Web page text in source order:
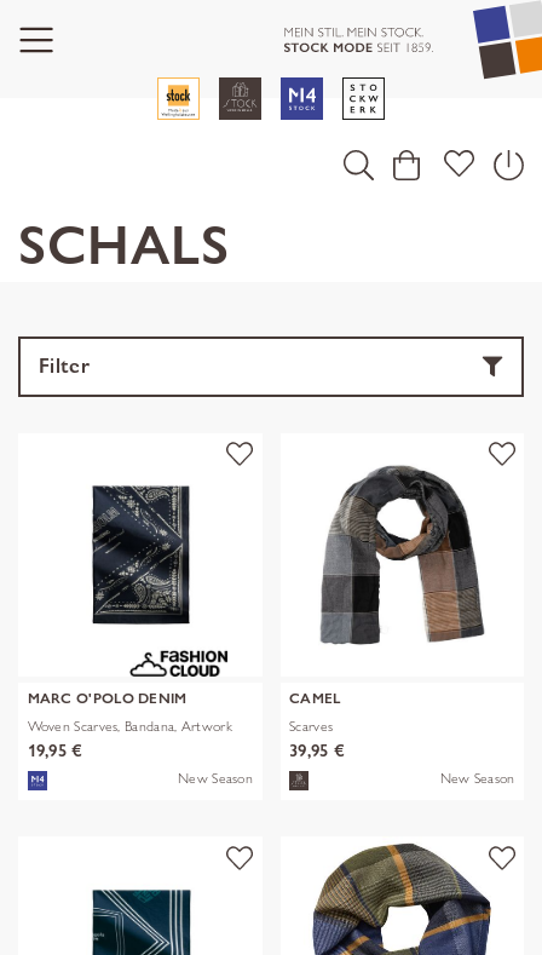
SCHALS
Filter
MARC O'POLO DENIM
Woven Scarves, Bandana, Artwork
19,95 €
New Season
CAMEL
Scarves
39,95 €
New Season